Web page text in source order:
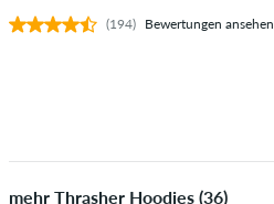
(194) Bewertungen ansehen
mehr Thrasher Hoodies (36)